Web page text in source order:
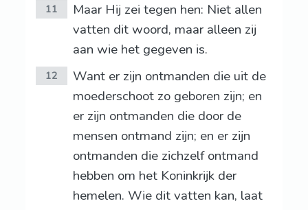
11
Maar Hij zei tegen hen: Niet allen
vatten dit woord, maar alleen zij
aan wie het gegeven is.
12
Want er zijn ontmanden die uit de
moederschoot zo geboren zijn; en
er zijn ontmanden die door de
mensen ontmand zijn; en er zijn
ontmanden die zichzelf ontmand
hebben om het Koninkrijk der
hemelen. Wie dit vatten kan, laat